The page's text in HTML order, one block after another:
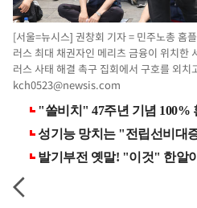
[서울=뉴시스] 권창회 기자 = 민주노총 홈
러스 최대 채권자인 메리츠 금융이 위치한
러스 사태 해결 촉구 집회에서 구호를 외
kch0523@newsis.com